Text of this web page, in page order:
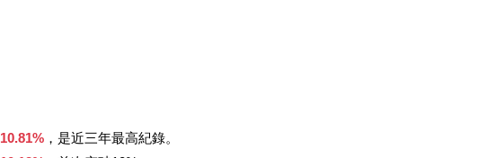
10.81% ，是近三年最高紀錄。